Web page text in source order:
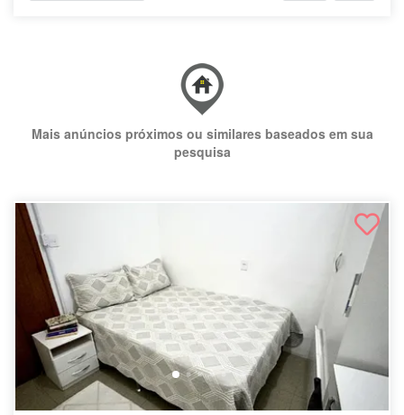
Mais anúncios próximos ou similares baseados em sua
pesquisa